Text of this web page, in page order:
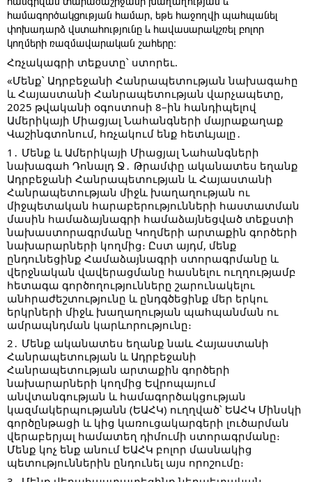
համագործակցության համար, եթե հաջողվի պահպանել
փոխադարձ վստահությունը և հավասարակշռել բոլոր
կողմերի ռազմավարական շահերը։
Հռչակագրի տեքստը՝ ստորեւ.
«Մենք՝ Ադրբեջանի Հանրապետության նախագահը
և Հայաստանի Հանրապետության վարչապետը,
2025 թվականի օգոստոսի 8–ին հանդիպելով
Ամերիկայի Միացյալ Նահանգների մայրաքաղաք
Վաշինգտոնում, հռչակում ենք հետևյալը․
1․ Մենք և Ամերիկայի Միացյալ Նահանգների
նախագահ Դոնալդ Ջ․ Թրամփը ականատես եղանք
Ադրբեջանի Հանրապետության և Հայաստանի
Հանրապետության միջև խաղաղության ու
միջպետական հարաբերությունների հաստատման
մասին համաձայնագրի համաձայնեցված տեքստի
նախաստորագրմանը Կողմերի արտաքին գործերի
նախարարների կողմից։ Ըստ այդմ, մենք
ընդունեցինք Համաձայնագրի ստորագրմանը և
վերջնական վավերացմանը հասնելու ուղղությամբ
հետագա գործողությունները շարունակելու
անհրաժեշտությունը և ընդգծեցինք մեր երկու
երկրների միջև խաղաղության պահպանման ու
ամրապնդման կարևորությունը։
2․ Մենք ականատես եղանք նաև Հայաստանի
Հանրապետության և Ադրբեջանի
Հանրապետության արտաքին գործերի
նախարարների կողմից Եվրոպայում
անվտանգության և համագործակցության
կազմակերպությանն (ԵԱՀԿ) ուղղված՝ ԵԱՀԿ Մինսկի
գործընթացի և կից կառուցակարգերի լուծարման
վերաբերյալ համատեղ դիմումի ստորագրմանը։
Մենք կոչ ենք անում ԵԱՀԿ բոլոր մասնակից
պետություններին ընդունել այս որոշումը։